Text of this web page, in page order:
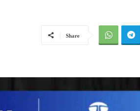
Share